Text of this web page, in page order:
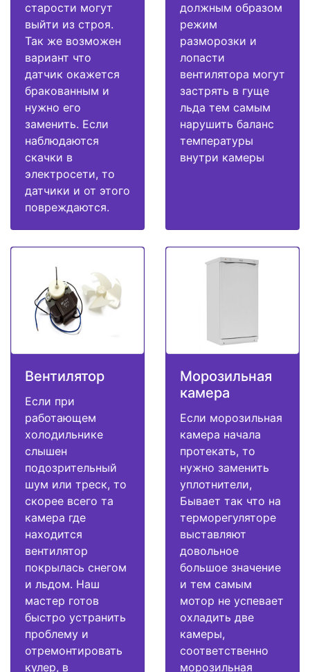
старости могут
выйти из строя.
Так же возможен
вариант что
датчик окажется
бракованным и
нужно его
заменить. Если
наблюдаются
скачки в
электросети, то
датчики и от этого
повреждаются.
должным образом
режим
разморозки и
лопасти
вентилятора могут
застрять в гуще
льда тем самым
нарушить баланс
температуры
внутри камеры
Вентилятор
Если при
работающем
холодильнике
слышен
подозрительный
шум или треск, то
скорее всего та
камера где
находится
вентилятор
покрылась снегом
и льдом. Наш
мастер готов
быстро устранить
проблему и
отремонтировать
кулер, в
Морозильная
камера
Если морозильная
камера начала
протекать, то
нужно заменить
уплотнители,
Бывает так что на
терморегуляторе
выставляют
довольное
большое значение
и тем самым
мотор не успевает
охладить две
камеры,
соответственно
морозильная